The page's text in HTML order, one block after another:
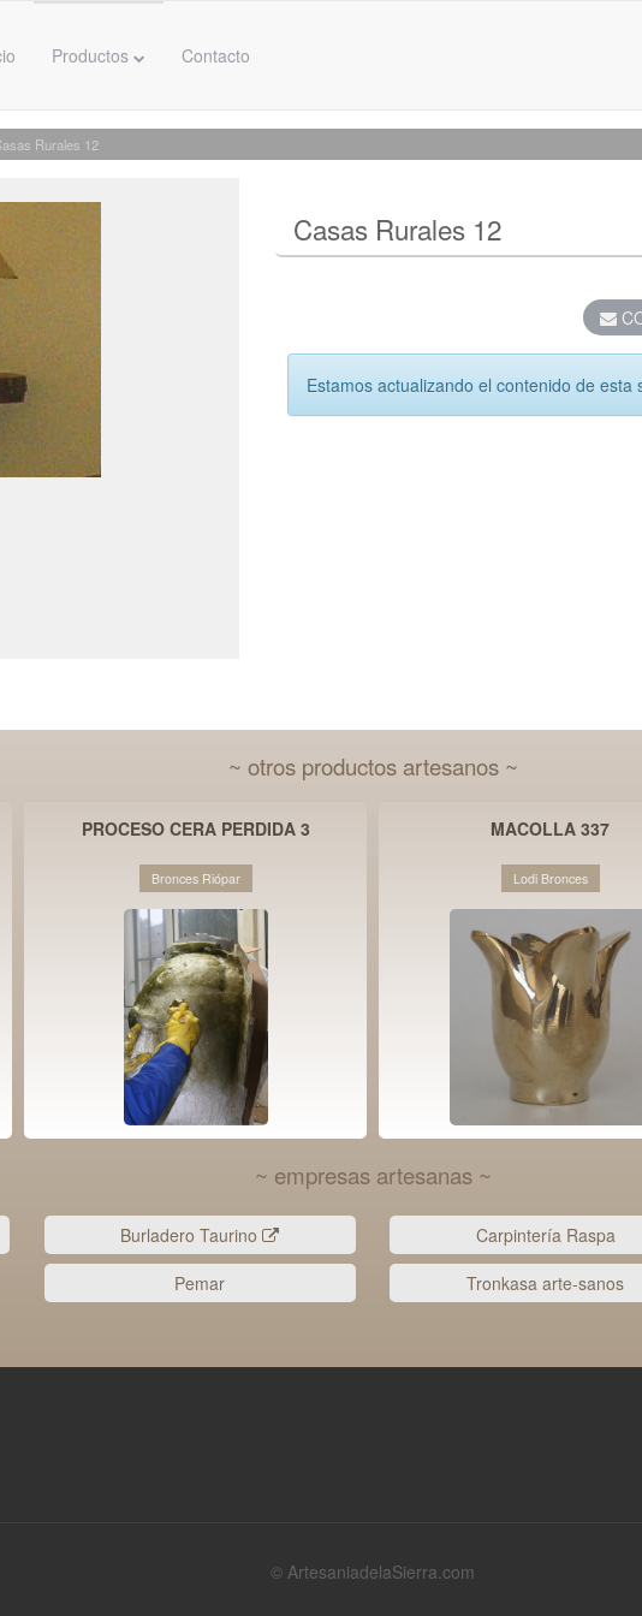
Productos Contacto
Rurales 12
Casas Rurales 12
Estamos actualizando el contenido de esta
~ otros productos artesanos ~
PROCESO CERA PERDIDA 3
Bronces Riópar
MACOLLA 337
Lodi Bronces
~ empresas artesanas ~
Burladero Taurino Carpintería Raspa
Pemar
Tronkasa arte-sanos
© ArtesaniadelaSierra.com